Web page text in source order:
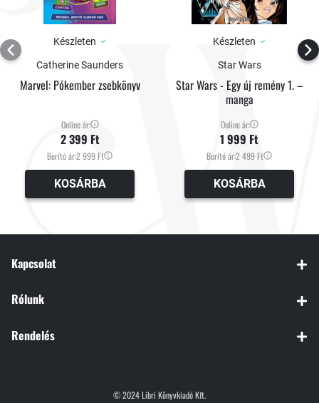
Készleten
Catherine Saunders
Marvel: Pókember zsebkönyv
Online ár:
2 399 Ft
Borító ár:2 999 Ft
KOSÁRBA
Készleten
Star Wars
Star Wars - Egy új remény 1. –
manga
Online ár:
1 999 Ft
Borító ár:2 499 Ft
KOSÁRBA
Kapcsolat
Rólunk
Rendelés
© 2024 Libri Könyvkiadó Kft.